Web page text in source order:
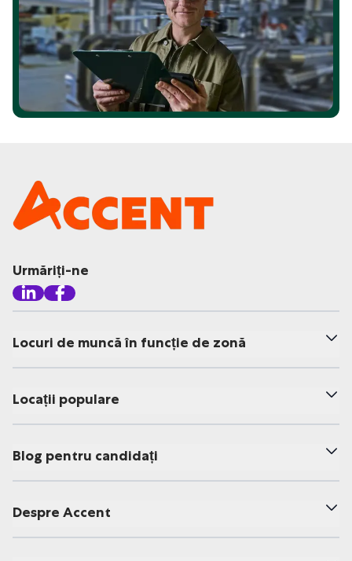
Urmăriți-ne
Locuri de muncă în funcție de zonă
Locații populare
Blog pentru candidați
Despre Accent